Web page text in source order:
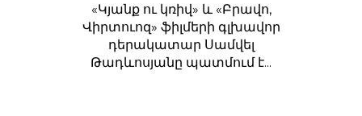
«Կյանք ու կռիվ» և «Բրավո,
Վիրտուոզ» ֆիլմերի գլխավոր
դերակատար Սամվել
Թադևոսյանը պատմում է...